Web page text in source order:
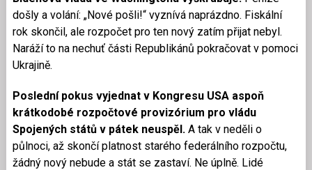
došly a volání: „Nové pošli!“ vyznívá naprázdno. Fiskální
rok skončil, ale rozpočet pro ten nový zatím přijat nebyl.
Naráží to na nechuť části Republikánů pokračovat v pomoci
Ukrajině.
Poslední pokus vyjednat v Kongresu USA aspoň
krátkodobé rozpočtové provizórium pro vládu
Spojených států v pátek neuspěl. A tak v neděli o
půlnoci, až skončí platnost starého federálního rozpočtu,
žádný nový nebude a stát se zastaví. Ne úplně. Lidé